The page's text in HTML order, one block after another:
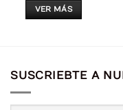
VER MÁS
múltiples
SUSCRIEBTE A